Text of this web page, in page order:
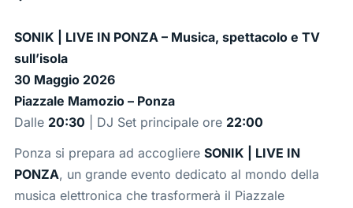
SONIK | LIVE IN PONZA – Musica, spettacolo e TV
sull’isola
30 Maggio 2026
Piazzale Mamozio – Ponza
Dalle 20:30 | DJ Set principale ore 22:00
Ponza si prepara ad accogliere SONIK | LIVE IN
PONZA, un grande evento dedicato al mondo della
musica elettronica che trasformerà il Piazzale